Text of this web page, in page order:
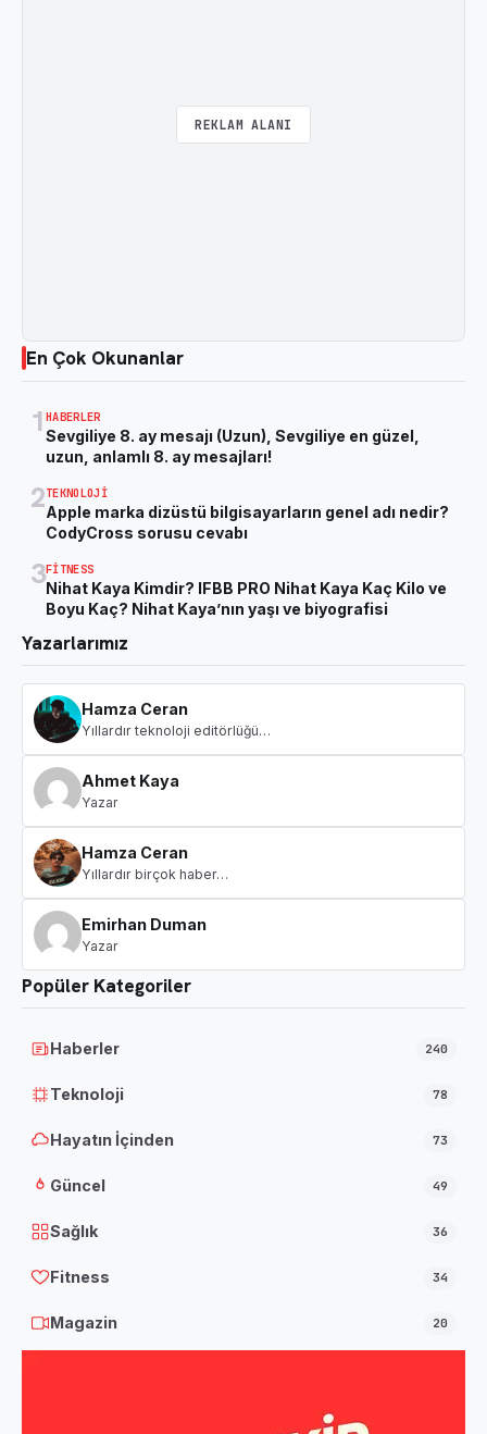
REKLAM ALANI
En Çok Okunanlar
1 HABERLER
Sevgiliye 8. ay mesajı (Uzun), Sevgiliye en güzel,
uzun, anlamlı 8. ay mesajları!
2TEKNOLOJI
Apple marka dizüstü bilgisayarların genel adı nedir?
CodyCross sorusu cevabı
3FITNESS
Nihat Kaya Kimdir? IFBB PRO Nihat Kaya Kaç Kilo ve
Boyu Kaç? Nihat Kaya’nın yaşı ve biyografisi
Yazarlarımız
Hamza Ceran
Yıllardır teknoloji editörlüğü…
Ahmet Kaya
Yazar
Hamza Ceran
Yıllardır birçok haber…
Emirhan Duman
Yazar
Popüler Kategoriler
Haberler 240
Teknoloji 78
Hayatın İçinden 73
Güncel 49
Sağlık 36
Fitness 34
Magazin 20